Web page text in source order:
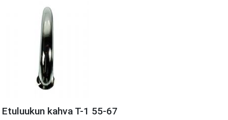
Etuluukun kahva T-1 55-67